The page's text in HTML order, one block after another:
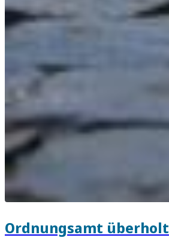
Ordnungsamt überholt